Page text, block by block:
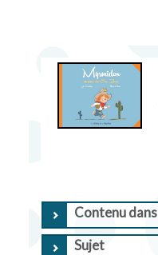
Contenu dans
Sujet